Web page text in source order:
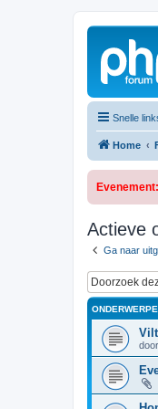
Snelle
Home
Actieve
Ga naar
door